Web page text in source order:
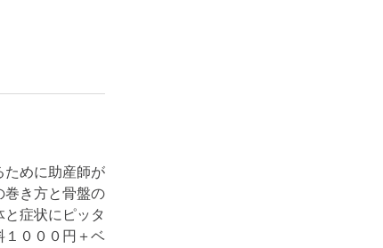
めに助産師が
巻き方と骨盤の
症状にピッタ
１０００円＋ベ